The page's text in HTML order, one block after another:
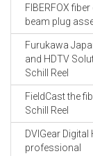
FIBERFOX
beam plug
Furukawa
and HDTV
Schill Reel
FieldCast the
Schill Reel
DVIGear
professional